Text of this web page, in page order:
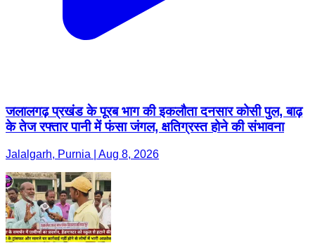
जलालगढ़ प्रखंड के पूरब भाग की इकलौता दनसार कोसी पुल, बाढ़
के तेज रफ्तार पानी में फंसा जंगल, क्षतिग्रस्त होने की संभावना
Jalalgarh, Purnia | Aug 8, 2026